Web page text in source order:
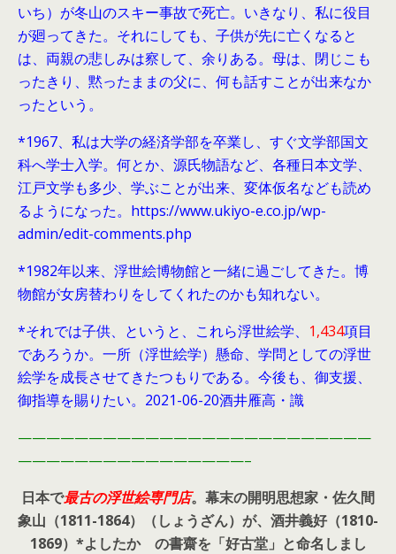
いち）が冬山のスキー事故で死亡。いきなり、私に役目
が廻ってきた。それにしても、子供が先に亡くなると
は、両親の悲しみは察して、余りある。母は、閉じこも
ったきり、黙ったままの父に、何も話すことが出来なか
ったという。
*1967、私は大学の経済学部を卒業し、すぐ文学部国文
科へ学士入学。何とか、源氏物語など、各種日本文学、
江戸文学も多少、学ぶことが出来、変体仮名なども読め
るようになった。https://www.ukiyo-e.co.jp/wp-
admin/edit-comments.php
*1982年以来、浮世絵博物館と一緒に過ごしてきた。博
物館が女房替わりをしてくれたのかも知れない。
*それでは子供、というと、これら浮世絵学、 1,434項目
であろうか。一所（浮世絵学）懸命、学問としての浮世
絵学を成長させてきたつもりである。今後も、御支援、
御指導を賜りたい。2021-06-20酒井雁高・識
—————————————————————————
————————————————–
日本で最古の浮世絵専門店。幕末の開明思想家・ 佐久間
象山（1811-1864）（しょうざん）が、酒井義好（1810-
1869）*よしたか の書齋を「好古堂」と命名しまし